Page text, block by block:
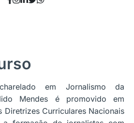
em Jornalismo da
Mendes é promovido em
Diretrizes Curriculares Nacionais